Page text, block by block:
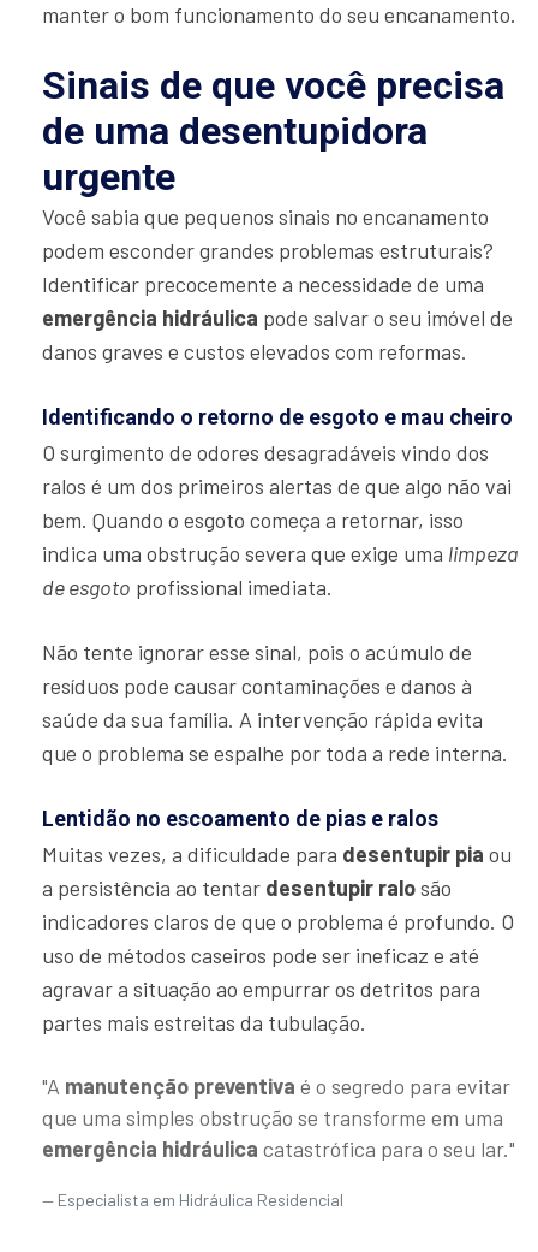
manter o bom funcionamento do seu encanamento.
Sinais de que você precisa
de uma desentupidora
urgente
Você sabia que pequenos sinais no encanamento
podem esconder grandes problemas estruturais?
Identificar precocemente a necessidade de uma
emergência hidráulica pode salvar o seu imóvel de
danos graves e custos elevados com reformas.
Identificando o retorno de esgoto e mau cheiro
O surgimento de odores desagradáveis vindo dos
ralos é um dos primeiros alertas de que algo não vai
bem. Quando o esgoto começa a retornar, isso
indica uma obstrução severa que exige uma limpeza
de esgoto profissional imediata.
Não tente ignorar esse sinal, pois o acúmulo de
resíduos pode causar contaminações e danos à
saúde da sua família. A intervenção rápida evita
que o problema se espalhe por toda a rede interna.
Lentidão no escoamento de pias e ralos
Muitas vezes, a dificuldade para desentupir pia ou
a persistência ao tentar desentupir ralosão
indicadores claros de que o problema é profundo. O
uso de métodos caseiros pode ser ineficaz e até
agravar a situação ao empurrar os detritos para
partes mais estreitas da tubulação.
"A manutenção preventiva é o segredo para evitar
que uma simples obstrução se transforme em uma
emergência hidráulica catastrófica para o seu lar."
Especialista em Hidráulica Residencial